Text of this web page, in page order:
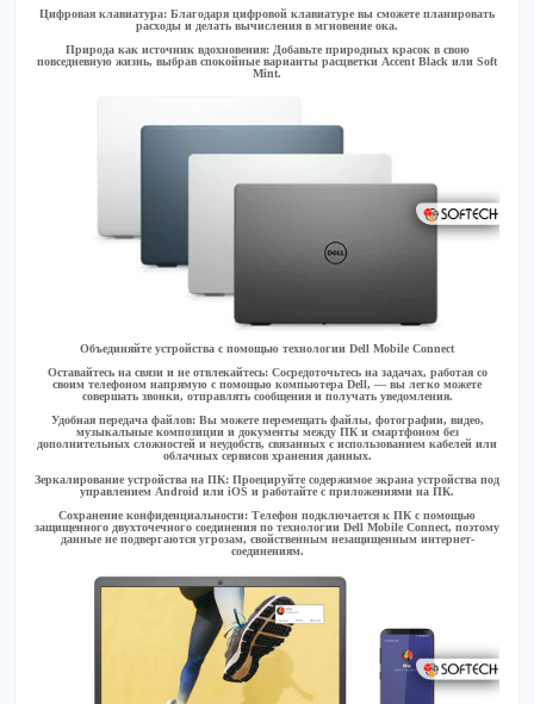
Цифровая клавиатура: Благодаря цифровой клавиатуре вы сможете планировать
расходы и делать вычисления в мгновение ока.
Природа как источник вдохновения:Добавьте природных красок в свою
повседневную жизнь, выбрав спокойные варианты расцветки Accent Black или Soft
Mint.
Объединяйте устройства с помощью технологии Dell Mobile Connect
Оставайтесь на связи и не отвлекайтесь:Сосредоточьтесь на задачах, работая со
своим телефоном напрямую с помощью компьютера Dell, — вы легко можете
совершать звонки, отправлять сообщения и получать уведомления.
Удобная передача файлов:Вы можете перемещать файлы, фотографии, видео,
музыкальные композиции и документы между ПК и смартфоном без
дополнительных сложностей и неудобств, связанных с использованием кабелей или
облачных сервисов хранения данных.
Зеркалирование устройства на ПК: Проецируйте содержимое экрана устройства под
управлением Android или iOS и работайте с приложениями на ПК.
Сохранение конфиденциальности: Телефон подключается к ПК с помощью
защищенного двухточечного соединения по технологии Dell Mobile Connect, поэтому
данные не подвергаются угрозам, свойственным незащищенным интернет-
соединениям.